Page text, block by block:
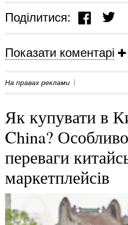
Поділитися:
Показати коментарі
На правах реклами
Як купувати в
China?
переваги
маркетплейсів